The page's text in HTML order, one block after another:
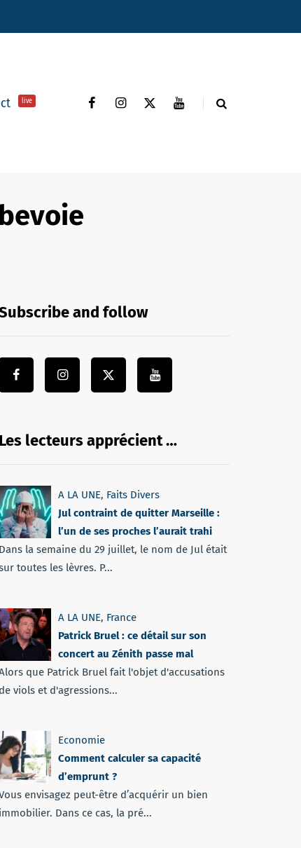
live
and follow
Les lecteurs apprécient …
A LA UNE, Faits Divers
Jul contraint de quitter Marseille :
l’un de ses proches l’aurait trahi
Dans la semaine du 29 juillet, le nom de Jul était
toutes les lèvres. P...
A LA UNE, France
Patrick Bruel : ce détail sur son
concert au Zénith passe mal
que Patrick Bruel fait l'objet d'accusations
de viols et d'agressions...
Economie
Comment calculer sa capacité
d’emprunt ?
envisagez peut-être d’acquérir un bien
immobilier. Dans ce cas, la pré...